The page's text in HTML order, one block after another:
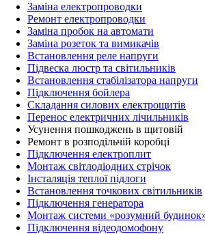
Заміна електропроводки
Ремонт електропроводки
Заміна пробок на автомати
Заміна розеток та вимикачів
Встановлення реле напруги
Підвеска люстр та світильників
Встановлення стабілізатора напруги
Підключення бойлера
Складання силових електрощитів
Перенос електричних лічильників
Усунення пошкоджень в щитовій
Ремонт в розподільчій коробці
Підключення електроплит
Монтаж світлодіодних стрічок
Інсталяція теплої підлоги
Встановлення точкових світильників
Підключення генератора
Монтаж системи «розумний
Підключення відеодомофону